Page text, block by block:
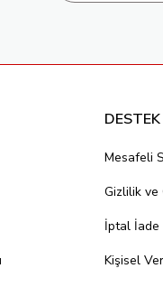
DESTEK
Mesafeli
Gizlilik ve
İptal İade
Kişisel